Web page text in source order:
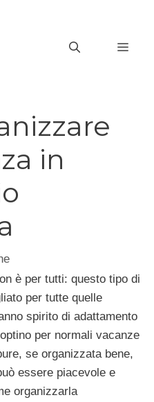
in
è per tutti: questo tipo di
per tutte quelle
spirito di adattamento
per normali vacanze
se organizzata bene,
essere piacevole e
organizzarla